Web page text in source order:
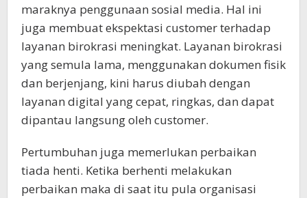
maraknya penggunaan sosial media. Hal ini
juga membuat ekspektasi customer terhadap
layanan birokrasi meningkat. Layanan birokrasi
yang semula lama, menggunakan dokumen fisik
dan berjenjang, kini harus diubah dengan
layanan digital yang cepat, ringkas, dan dapat
dipantau langsung oleh customer.
Pertumbuhan juga memerlukan perbaikan
tiada henti. Ketika berhenti melakukan
perbaikan maka di saat itu pula organisasi